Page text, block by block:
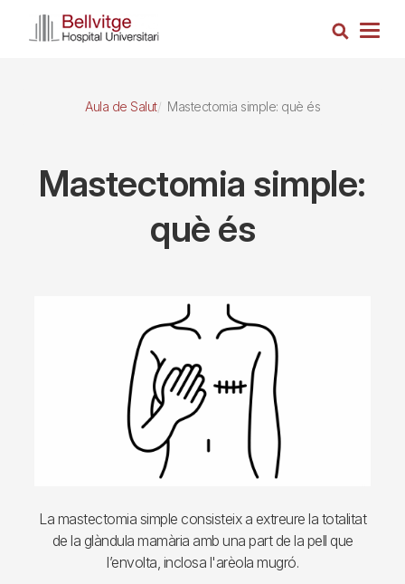
Cerca
Aula de Salut Mastectomia simple: què és
Mastectomia simple:
què és
La mastectomia simple consisteix a extreure la totalitat
de la glàndula mamària amb una part de la pell que
l’envolta, inclosa l'arèola mugró.